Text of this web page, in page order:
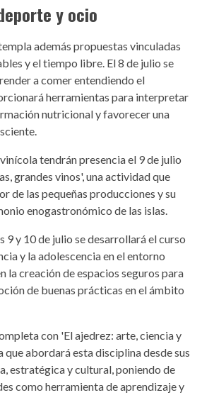
y ocio
además propuestas vinculadas
y el tiempo libre. El 8 de julio se
a comer entendiendo el
herramientas para interpretar
nutricional y favorecer una
tendrán presencia el 9 de julio
grandes vinos', una actividad que
de las pequeñas producciones y su
enogastronómico de las islas.
9 y 10 de julio se desarrollará el curso
y la adolescencia en el entorno
la creación de espacios seguros para
de buenas prácticas en el ámbito
con 'El ajedrez: arte, ciencia y
que abordará esta disciplina desde sus
estratégica y cultural, poniendo de
como herramienta de aprendizaje y